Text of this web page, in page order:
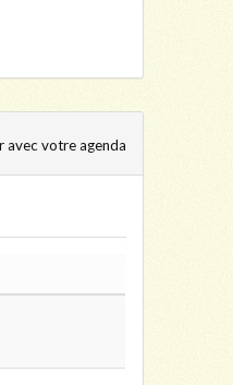
avec votre agenda